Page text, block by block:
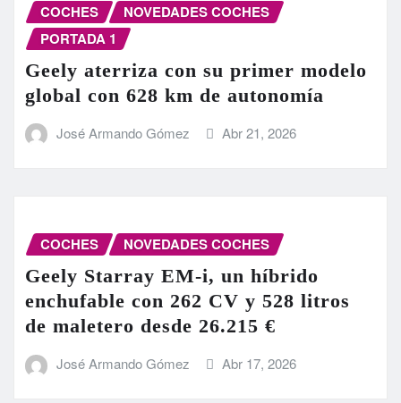
COCHES
NOVEDADES COCHES
PORTADA 1
Geely aterriza con su primer modelo
global con 628 km de autonomía
José Armando Gómez Abr 21, 2026
COCHES NOVEDADES COCHES
Geely Starray EM-i, un híbrido
enchufable con 262 CV y 528 litros
de maletero desde 26.215 €
José Armando Gómez Abr 17, 2026